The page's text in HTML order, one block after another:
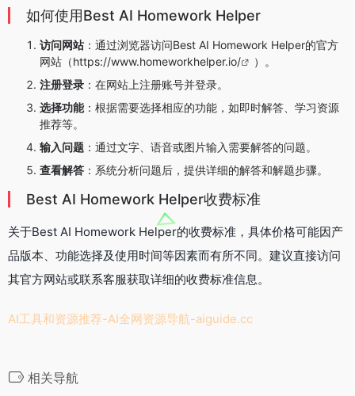
如何使用Best AI Homework Helper
访问网站 ：通过浏览器访问Best AI Homework Helper的官方
网站（https://www.homeworkhelper.io/
）。
注册登录 ：在网站上注册账号并登录。
选择功能：根据需要选择相应的功能，如即时解答、学习资源
推荐等。
输入问题 ：通过文字、语音或图片输入需要解答的问题。
查看解答 ：系统分析问题后，提供详细的解答和解题步骤。
Best AI Homework Helper收费标准
关于Best AI Homework Helper的收费标准，具体价格可能因产
品版本、功能选择及使用时间等因素而有所不同。建议直接访问
其官方网站或联系客服获取详细的收费标准信息。
AI工具和资源推荐-AI全网资源导航-aiguide.cc
相关导航